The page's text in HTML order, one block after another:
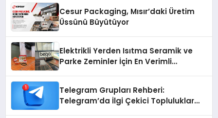
Cesur Packaging, Mısır’daki Üretim
Üssünü Büyütüyor
Elektrikli Yerden Isıtma Seramik ve
Parke Zeminler İçin En Verimli
Telegram Grupları Rehberi:
Telegram’da İlgi Çekici Topluluklar